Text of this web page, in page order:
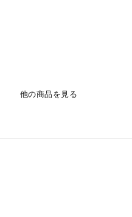
他の商品を見る